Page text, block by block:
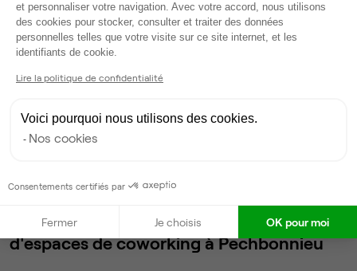
Accueil Location bureaux Pechbonnieu
Coworking
Pechbonnieu
Espaces de coworking à
Pechbonnieu (31140) : 1
Nos autres annonces de bureaux et
d'espaces de coworking à Pechbonnieu
et personnaliser votre navigation. Avec votre accord, nous utilisons
des cookies pour stocker, consulter et traiter des données
personnelles telles que votre visite sur ce site internet, et les
identifiants de cookie.
Lire la politique de confidentialité
Voici pourquoi nous utilisons des cookies.
Nos cookies
Consentements certifiés par
Fermer Je choisis OK pour moi